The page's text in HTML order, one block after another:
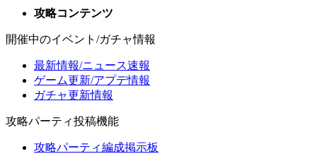
攻略コンテンツ
開催中のイベント/ガチャ情報
最新情報/ニュース速報
ゲーム更新/アプデ情報
ガチャ更新情報
攻略パーティ投稿機能
攻略パーティ編成掲示板